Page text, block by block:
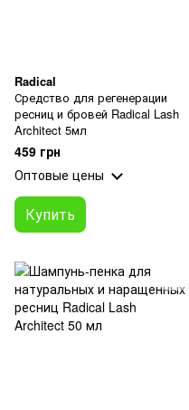
Radical
Средство для регенерации
ресниц и бровей Radical Lash
Architect 5мл
459 грн
Оптовые цены
Купить